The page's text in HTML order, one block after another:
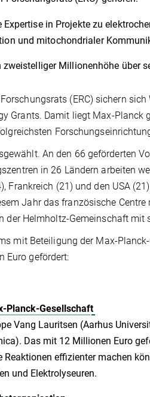
in Projekte zu
und mitochondrialer
Millionenhöhe über
(ERC) sichern
Grants. Damit liegt Max-Planck
An den 66 geförderten
in 26 Ländern arbeiten
(21) und den USA
Jahr das französische Centre
der Helmholtz-Gemeinschaft mit
mit Beteiligung der Max-
Euro gefördert:
Planck-Gesellschaft
Vang Lauritsen (Aarhus
Das mit 12 Millionen Euro
effizienter machen
und Elektrolyseuren.